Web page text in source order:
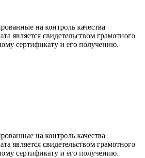
на контроль качества
является свидетельством грамотного
сертификату и его получению.
на контроль качества
является свидетельством грамотного
сертификату и его получению.